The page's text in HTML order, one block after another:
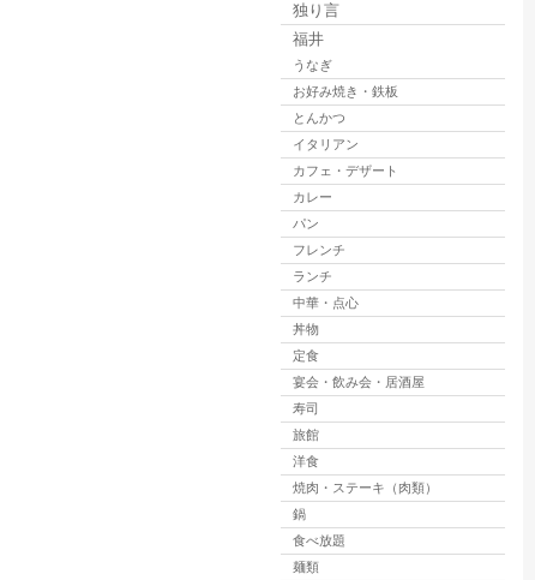
独り言
福井
うなぎ
お好み焼き・鉄板
とんかつ
イタリアン
カフェ・デザート
カレー
パン
フレンチ
ランチ
中華・点心
丼物
定食
宴会・飲み会・居酒屋
寿司
旅館
洋食
焼肉・ステーキ（肉類）
鍋
食べ放題
麺類